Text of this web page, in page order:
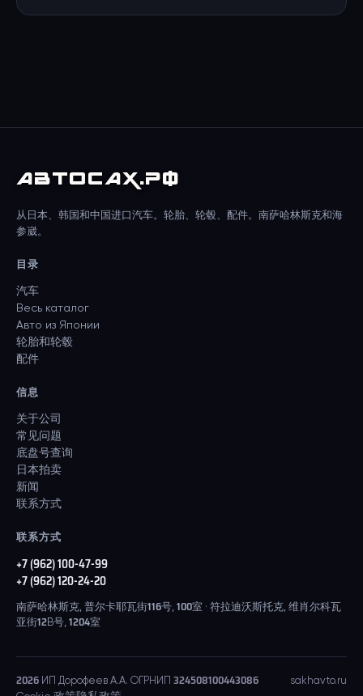
АВТОСАХ.РФ
从日本、韩国和中国进口汽车。轮胎、轮毂、配件。南萨哈林斯克和海
参崴。
目录
汽车
Весь каталог
Авто из Японии
轮胎和轮毂
配件
信息
关于公司
常见问题
底盘号查询
日本拍卖
新闻
联系方式
联系方式
+7 (962) 100-47-99
+7 (962) 120-24-20
南萨哈林斯克, 普尔卡耶瓦街116号, 100室 · 符拉迪沃斯托克, 维肖尔科瓦
亚街12B号, 1204室
2026 ИП Дорофеев А.А. ОГРНИП 324508100443086 sakhavto.ru